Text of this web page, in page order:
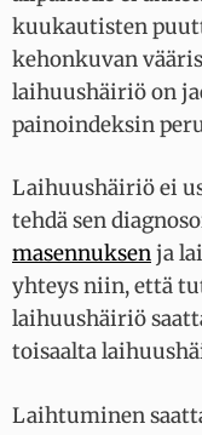
kuukautisten
kehonkuvan
laihuushäiriö on
painoindeksin
Laihuushäiriö ei
tehdä sen
masennuksenja
yhteys niin, että
laihuushäiriö
toisaalta
Laihtuminen